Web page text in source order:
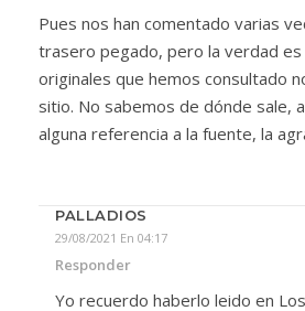
Pues nos han comentado varias
trasero pegado, pero la verdad
originales que hemos consultado
sitio. No sabemos de dónde sale,
alguna referencia a la fuente, la
PALLADIOS
29/08/2021 En 04:17
Responder
Yo recuerdo haberlo leido en